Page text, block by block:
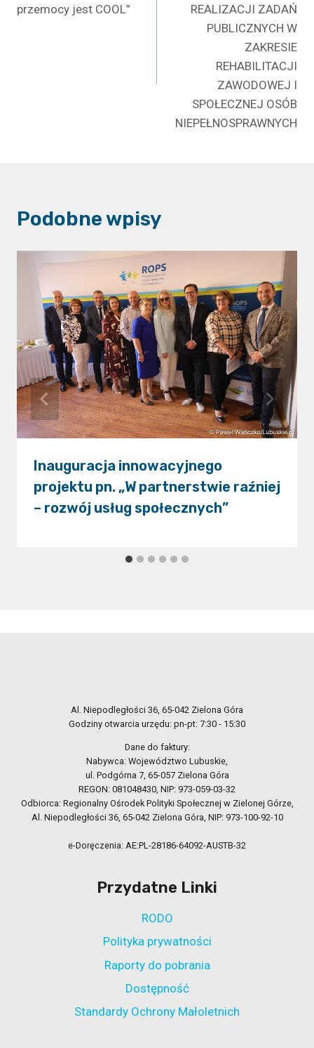
przemocy jest COOL”
REALIZACJI ZADAŃ
PUBLICZNYCH W
ZAKRESIE
REHABILITACJI
ZAWODOWEJ I
SPOŁECZNEJ OSÓB
NIEPEŁNOSPRAWNYCH
Podobne wpisy
Inauguracja innowacyjnego
projektu pn. „W partnerstwie raźniej
– rozwój usług społecznych”
Al. Niepodległości 36, 65-042 Zielona Góra
Godziny otwarcia urzędu: pn-pt: 7:30 - 15:30
Dane do faktury:
Nabywca: Województwo Lubuskie,
ul. Podgórna 7, 65-057 Zielona Góra
REGON: 081048430, NIP: 973-059-03-32
Odbiorca: Regionalny Ośrodek Polityki Społecznej w Zielonej Górze,
Al. Niepodległości 36, 65-042 Zielona Góra, NIP: 973-100-92-10
e-Doręczenia: AE:PL-28186-64092-AUSTB-32
Przydatne Linki
RODO
Polityka prywatności
Raporty do pobrania
Dostępność
Standardy Ochrony Małoletnich